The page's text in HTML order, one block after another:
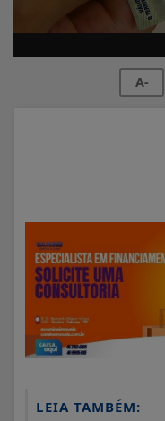
A-
LEIA TAMBÉM: